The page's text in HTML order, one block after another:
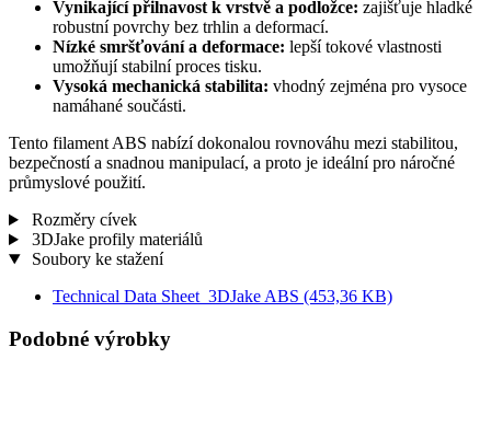
Vynikající přilnavost k vrstvě a podložce: zajišťuje hladké
robustní povrchy bez trhlin a deformací.
Nízké smršťování a deformace: lepší tokové vlastnosti
umožňují stabilní proces tisku.
Vysoká mechanická stabilita: vhodný zejména pro vysoce
namáhané součásti.
Tento filament ABS nabízí dokonalou rovnováhu mezi stabilitou,
bezpečností a snadnou manipulací, a proto je ideální pro náročné
průmyslové použití.
Rozměry cívek
3DJake profily materiálů
Soubory ke stažení
Technical Data Sheet_3DJake ABS (453,36 KB)
Podobné výrobky